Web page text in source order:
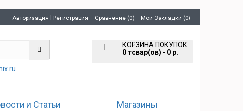
Авторизация Регистрация Сравнение (0) Мои Закладки (0)
КОРЗИНА ПОКУПОК
0 товар(ов) - 0 р.
и Статьи Магазины